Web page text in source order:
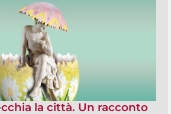
la città. Un racconto